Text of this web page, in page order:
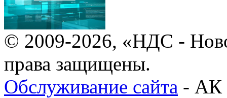
© 2009-2026, «НДС -
права защищены.
Обслуживание сайта - АК